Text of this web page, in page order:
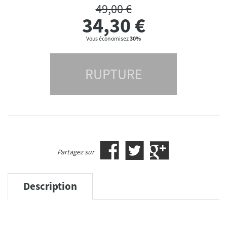
49,00 €
34,30€
Vous économisez30%
RUPTURE
Partagez sur
Description